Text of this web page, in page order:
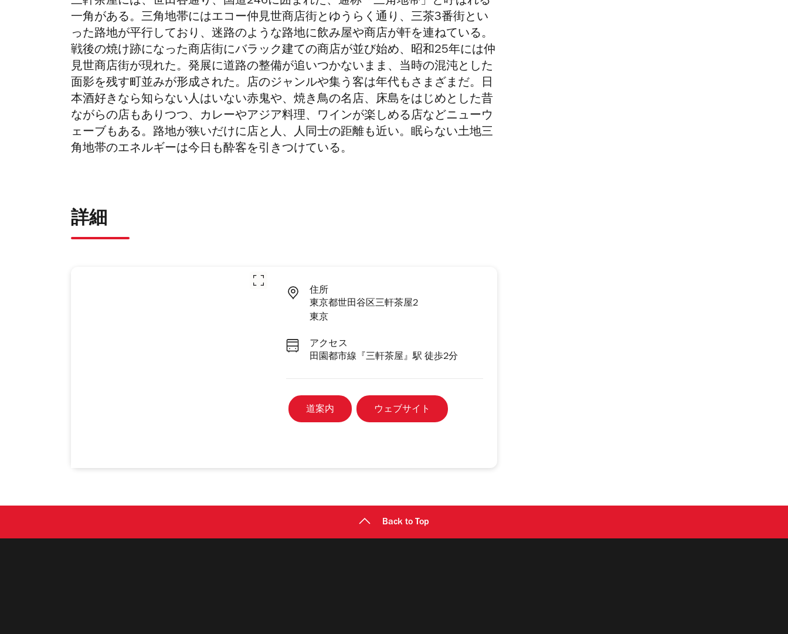
一角がある。三角地帯にはエコー仲見世商店街とゆうらく通り、三茶3番街とい
った路地が平行しており、迷路のような路地に飲み屋や商店が軒を連ねている。
戦後の焼け跡になった商店街にバラック建ての商店が並び始め、昭和25年には仲
見世商店街が現れた。発展に道路の整備が追いつかないまま、当時の混沌とした
面影を残す町並みが形成された。店のジャンルや集う客は年代もさまざまだ。日
本酒好きなら知らない人はいない赤鬼や、焼き鳥の名店、床島をはじめとした昔
ながらの店もありつつ、カレーやアジア料理、ワインが楽しめる店などニューウ
ェーブもある。路地が狭いだけに店と人、人同士の距離も近い。眠らない土地三
角地帯のエネルギーは今日も酔客を引きつけている。
詳細
住所
東京都世田谷区三軒茶屋2
東京
アクセス
田園都市線『三軒茶屋』駅 徒歩2分
道案内 ウェブサイト
Back to Top